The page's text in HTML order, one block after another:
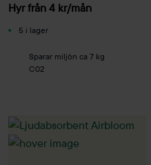
Hyr från 4 kr/mån
5 i lager
Sparar miljön ca 7 kg
C02